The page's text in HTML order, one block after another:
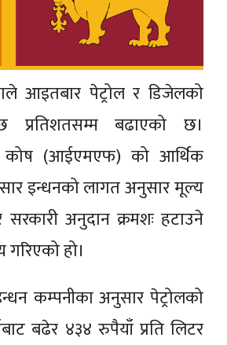
आइतबार पेट्रोल र डिजेलको
बढाएको छ।
कोष (आईएमएफ) को आर्थिक
इन्धनको लागत अनुसार मूल्य
अनुदान क्रमशः हटाउने
गरिएको हो।
कम्पनीका अनुसार पेट्रोलको
बढेर ४३४ रुपैयाँ प्रति लिटर